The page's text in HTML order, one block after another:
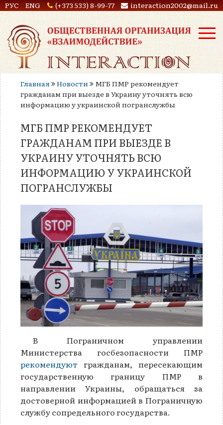
РУС ENG (+373 533) 8-99-77 interaction2002@mail.ru
Главная Новости
МГБ ПМР рекомендует
гражданам при выезде в Украину уточнять всю
информацию у украинской погранслужбы
МГБ ПМР РЕКОМЕНДУЕТ
ГРАЖДАНАМ ПРИ ВЫЕЗДЕ В
УКРАИНУ УТОЧНЯТЬ ВСЮ
ИНФОРМАЦИЮ У УКРАИНСКОЙ
ПОГРАНСЛУЖБЫ
В Пограничном управлении
Министерства госбезопасности ПМР
рекомендуют гражданам, пересекающим
государственную границу ПМР в
направлении Украины, обращаться за
достоверной информацией в Пограничную
службу сопредельного государства.